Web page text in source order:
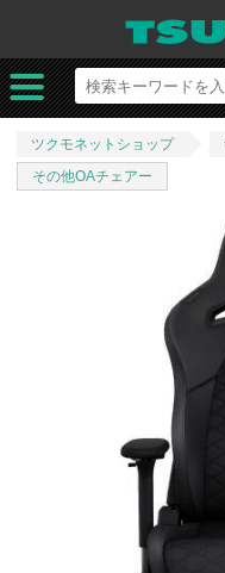
ツクモネットショップ
その他OAチェアー